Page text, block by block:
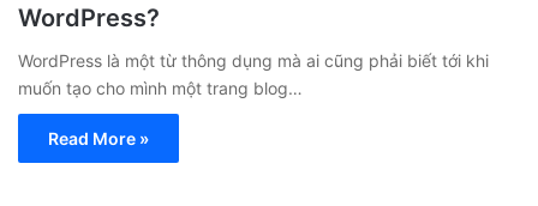
WordPress?
WordPress là một từ thông dụng mà ai cũng phải biết tới khi
muốn tạo cho mình một trang blog…
Read More »